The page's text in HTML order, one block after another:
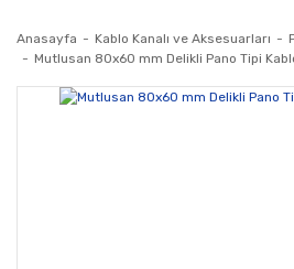
Anasayfa Kablo Kanalı ve Aksesuarları
Mutlusan 80x60 mm Delikli Pano Tipi